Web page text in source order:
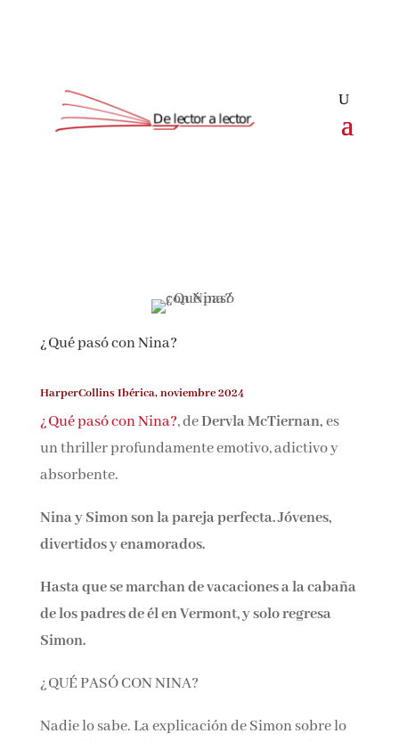
¿Qué pasó con Nina?
HarperCollins Ibérica, noviembre 2024
¿Qué pasó con Nina?, deDervla McTiernan,es
un thriller profundamente emotivo, adictivo y
absorbente.
Nina y Simon son la pareja perfecta. Jóvenes,
divertidos y enamorados.
Hasta que se marchan de vacaciones a la cabaña
de los padres de él en Vermont, y solo regresa
Simon.
¿QUÉ PASÓ CON NINA?
Nadie lo sabe. La explicación de Simon sobre lo